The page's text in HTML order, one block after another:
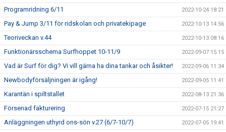
Programridning 6/11 2022-10-24 18:21
Pay & Jump 3/11 för ridskolan och privatekipage 2022-10-13 14:56
Teoriveckan v.44 2022-10-13 08:16
Funktionärsschema Surfhoppet 10-11/9 2022-09-07 15:15
Vad är Surf för dig? Vi vill gärna ha dina tankar och åsikter! 2022-09-06 11:34
Newbodyförsäljningen är igång! 2022-09-05 11:41
Karantän i spiltstallet 2022-08-13 21:36
Försenad fakturering 2022-07-15 21:27
Anläggningen uthyrd ons-sön v.27 (6/7-10/7) 2022-07-05 19:41